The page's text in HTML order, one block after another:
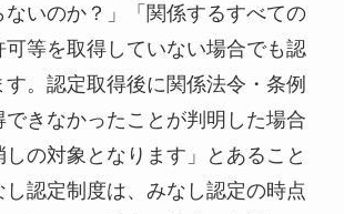
ないのか？」「関係するすべての
等を取得していない場合でも認
。認定取得後に関係法令・条例
きなかったことが判明した場合
の対象となります」とあること
認定制度は、みなし認定の時点